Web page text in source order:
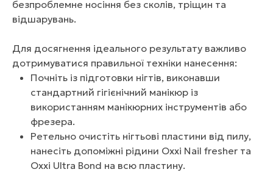
безпроблемне носіння без сколів, тріщин та
відшарувань.
Для досягнення ідеального результату важливо
дотримуватися правильної техніки нанесення:
Почніть із підготовки нігтів, виконавши
стандартний гігієнічний манікюр із
використанням манікюрних інструментів або
фрезера.
Ретельно очистіть нігтьові пластини від пилу,
нанесіть допоміжні рідини Oxxi Nail fresher та
Oxxi Ultra Bond на всю пластину.